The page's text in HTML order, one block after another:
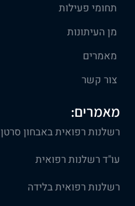
תחומי פעילות
מן העיתונות
מאמרים
צור קשר
מאמרים:
רשלנות רפואית באבחון סרטן
עו"ד רשלנות רפואית
רשלנות רפואית בלידה